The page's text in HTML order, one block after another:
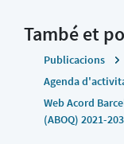
També et
Publicacions
Agenda
Web Acord
(ABOQ) 2021-